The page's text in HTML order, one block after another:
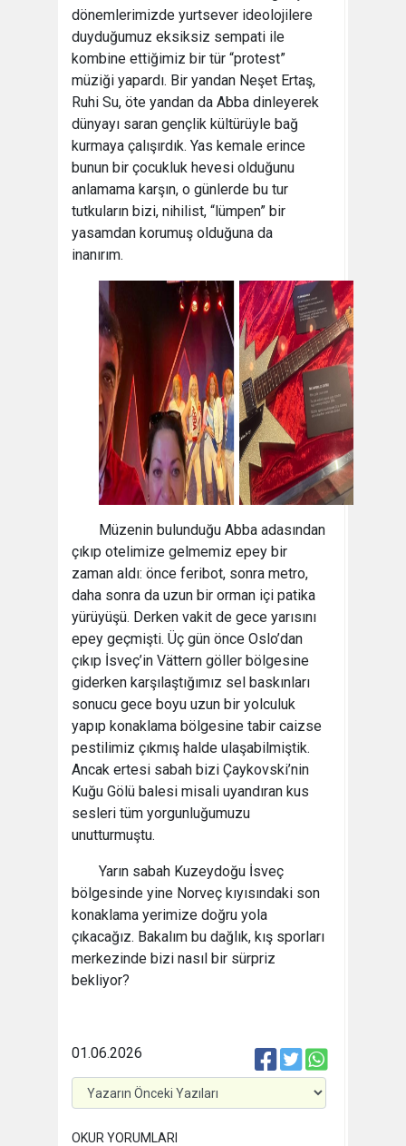
dönemlerimizde yurtsever ideolojilere
duyduğumuz eksiksiz sempati ile
kombine ettiğimiz bir tür “protest”
müziği yapardı. Bir yandan Neşet Ertaş,
Ruhi Su, öte yandan da Abba dinleyerek
dünyayı saran gençlik kültürüyle bağ
kurmaya çalışırdık. Yas kemale erince
bunun bir çocukluk hevesi olduğunu
anlamama karşın, o günlerde bu tur
tutkuların bizi, nihilist, “lümpen” bir
yasamdan korumuş olduğuna da
inanırım.
Müzenin bulunduğu Abba adasından
çıkıp otelimize gelmemiz epey bir
zaman aldı: önce feribot, sonra metro,
daha sonra da uzun bir orman içi patika
yürüyüşü. Derken vakit de gece yarısını
epey geçmişti. Üç gün önce Oslo’dan
çıkıp İsveç’in Vättern göller bölgesine
giderken karşılaştığımız sel baskınları
sonucu gece boyu uzun bir yolculuk
yapıp konaklama bölgesine tabir caizse
pestilimiz çıkmış halde ulaşabilmiştik.
Ancak ertesi sabah bizi Çaykovski’nin
Kuğu Gölü balesi misali uyandıran kus
sesleri tüm yorgunluğumuzu
unutturmuştu.
Yarın sabah Kuzeydoğu İsveç
bölgesinde yine Norveç kıyısındaki son
konaklama yerimize doğru yola
çıkacağız. Bakalım bu dağlık, kış sporları
merkezinde bizi nasıl bir sürpriz
bekliyor?
01.06.2026
OKUR YORUMLARI